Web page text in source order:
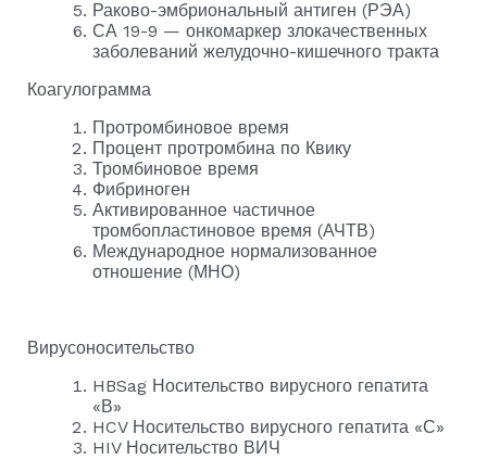
Раково-эмбриональный антиген (РЭА)
СА 19-9 — онкомаркер злокачественных
заболеваний желудочно-кишечного тракта
Коагулограмма
Протромбиновое время
Процент протромбина по Квику
Тромбиновое время
Фибриноген
Активированное частичное
тромбопластиновое время (АЧТВ)
Международное нормализованное
отношение (МНО)
Вирусоносительство
HBSag Носительство вирусного гепатита
«В»
HCV Носительство вирусного гепатита «С»
HIV Носительство ВИЧ